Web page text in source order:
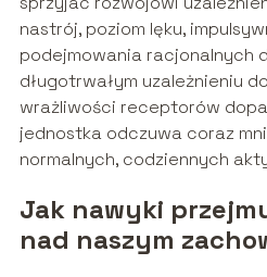
nastrój, poziom lęku,
podejmowania racjonalnych
długotrwałym uzależnieniu
wrażliwości receptorów
jednostka odczuwa coraz
normalnych, codziennych
Jak nawyki
nad naszym